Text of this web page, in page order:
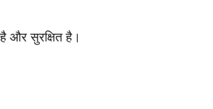
और सुरक्षित है।